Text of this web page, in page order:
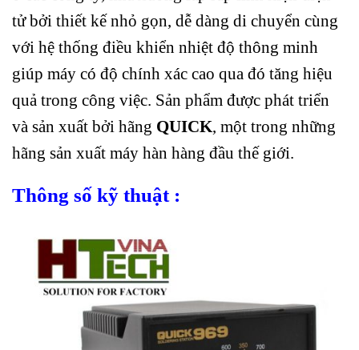
tử bởi thiết kế nhỏ gọn, dễ dàng di chuyển cùng
với hệ thống điều khiển nhiệt độ thông minh
giúp máy có độ chính xác cao qua đó tăng hiệu
quả trong công việc. Sản phẩm được phát triển
và sản xuất bởi hãng QUICK, một trong những
hãng sản xuất máy hàn hàng đầu thế giới.
Thông số kỹ thuật :